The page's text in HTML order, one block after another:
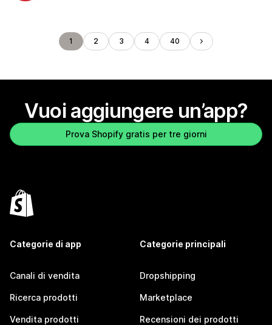
1 2 3 4 40
Vuoi aggiungere un’app?
Prova Shopify gratis per tre giorni
Categorie di app
Canali di vendita
Ricerca prodotti
Vendita prodotti
Categorie principali
Dropshipping
Marketplace
Recensioni dei prodotti